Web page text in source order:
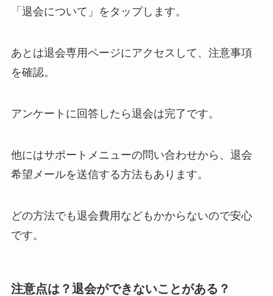
「退会について」をタップします。
あとは退会専用ページにアクセスして、注意事項
を確認。
アンケートに回答したら退会は完了です。
他にはサポートメニューの問い合わせから、退会
希望メールを送信する方法もあります。
どの方法でも退会費用などもかからないので安心
です。
注意点は？退会ができないことがある？